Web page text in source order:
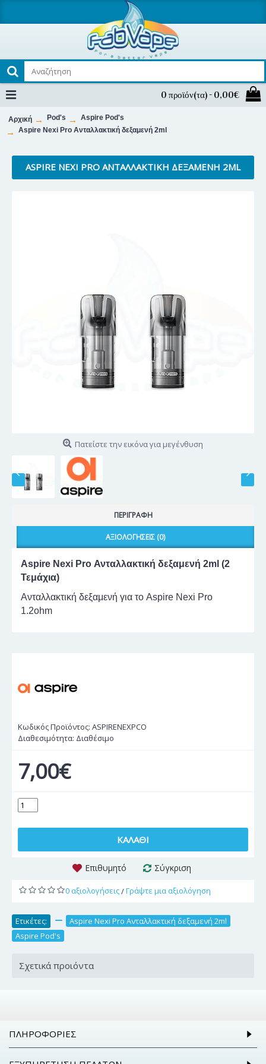
0 προϊόν(τα) - 0,00€
Αρχική Pod's
Aspire Pod's
Aspire Nexi Pro Ανταλλακτική δεξαμενή 2ml
ASPIRE NEXI PRO ΑΝΤΑΛΛΑΚΤΙΚΉ ΔΕΞΑΜΕΝΉ 2ML
Πατείστε την εικόνα για μεγένθυση
ΠΕΡΙΓΡΑΦΉ
ΑΞΙΟΛΟΓΉΣΕΙΣ (0)
Aspire Nexi Pro Ανταλλακτική δεξαμενή 2ml (2
Τεμάχια)
Ανταλλακτική δεξαμενή για το Aspire Nexi Pro
1.2ohm
Κωδικός Προϊόντος: ASPIRENEXPCO
Διαθεσιμότητα: Διαθέσιμο
7,00€
ΚΑΛΆΘΙ
Επιθυμητό Σύγκριση
0 αξιολογήσεις/Γράψτε μια αξιολόγηση
Ετικέτες: Aspire Nexi Pro Ανταλλακτική δεξαμενή 2ml
Aspire Pod's
Σχετικά προιόντα
ΠΛΗΡΟΦΟΡΊΕΣ